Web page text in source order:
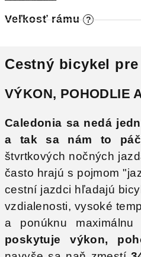
Veľkosť rámu ?
Cestný bicykel
VÝKON, POHODLIE
Caledonia sa nedá
a tak sa nám to
štvrtkových nočných
často hrajú s pojmom
cestní jazdci hľadajú
vzdialenosti, vysoké
a ponúknu
poskytuje výkon,